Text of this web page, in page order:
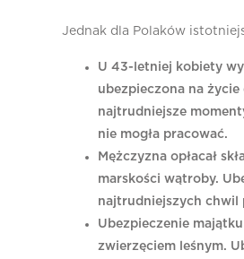
Jednak dla Polaków
U 43-letniej kobiety
ubezpieczona na życie
najtrudniejsze
nie mogła pracować.
Mężczyzna opłacał
marskości wątroby.
najtrudniejszych chwil
Ubezpieczenie majątku
zwierzęciem leśnym.